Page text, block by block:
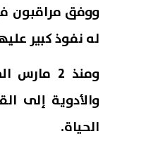
ووفق مراقبون
له نفوذ كبير
ومنذ 2
والأدوية إلى
الحياة.
موعد بداية العام الدراسي الجديد